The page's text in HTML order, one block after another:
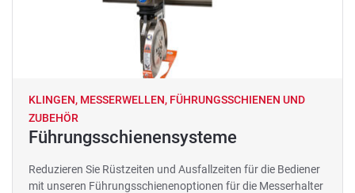
KLINGEN, MESSERWELLEN, FÜHRUNGSSCHIENEN UND
ZUBEHÖR
Führungsschienensysteme
Reduzieren Sie Rüstzeiten und Ausfallzeiten für die Bediener
mit unseren Führungsschienenoptionen für die Messerhalter